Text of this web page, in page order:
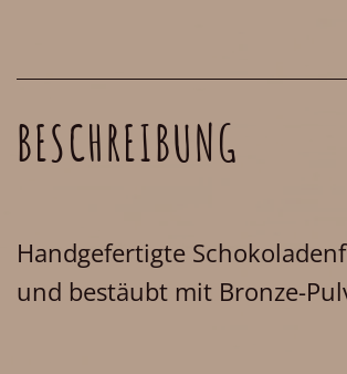
BESCHREIBUNG
Handgefertigte
und bestäubt mit Bronze-